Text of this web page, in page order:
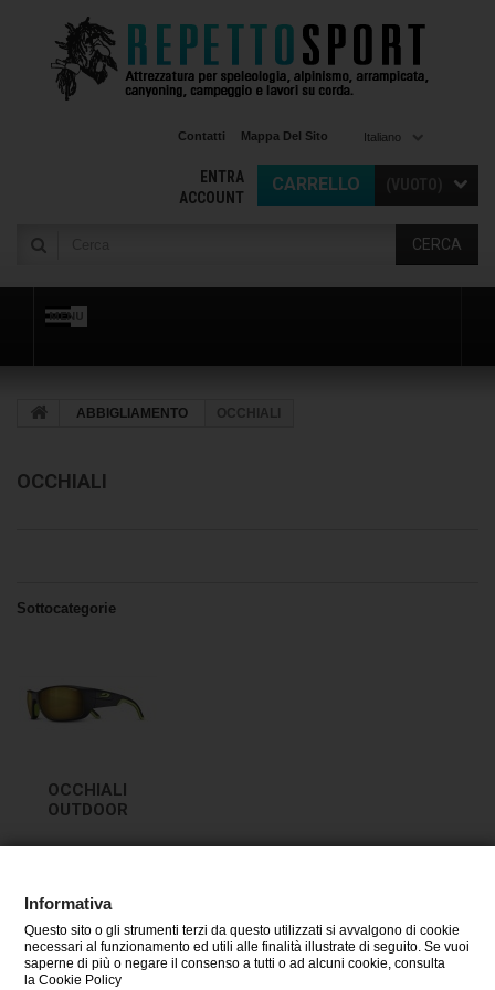
Italiano
Contatti Mappa Del Sito
CARRELLO
ENTRA
ACCOUNT
CERCA
MENU
ABBIGLIAMENTO OCCHIALI
OCCHIALI
Sottocategorie
OCCHIALI
OUTDOOR
CATEGORIE
Informativa
Questo sito o gli strumenti terzi da questo utilizzati si avvalgono di cookie
necessari al funzionamento ed utili alle finalità illustrate di seguito. Se vuoi
saperne di più o negare il consenso a tutti o ad alcuni cookie, consulta
la Cookie Policy